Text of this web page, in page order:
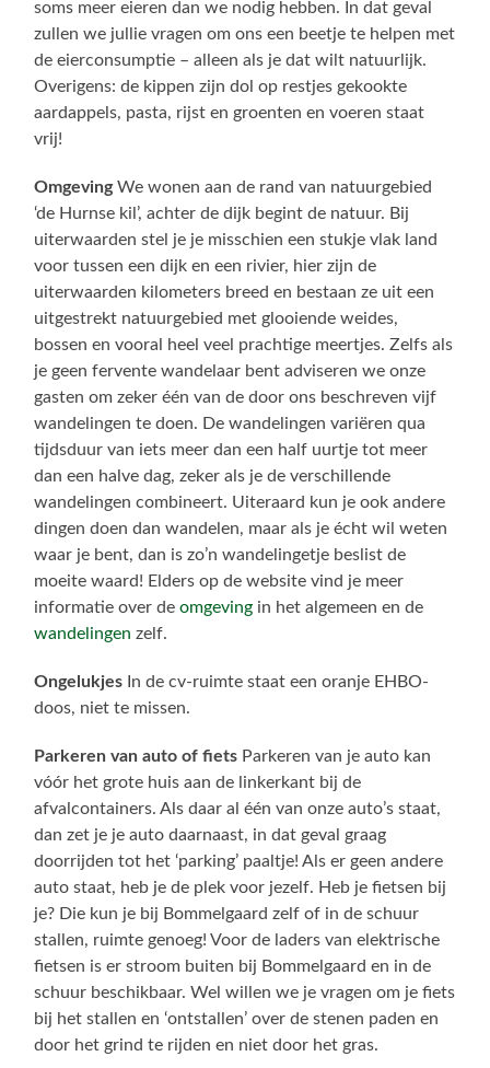
soms meer eieren dan we nodig hebben. In dat geval
zullen we jullie vragen om ons een beetje te helpen met
de eierconsumptie – alleen als je dat wilt natuurlijk.
Overigens: de kippen zijn dol op restjes gekookte
aardappels, pasta, rijst en groenten en voeren staat
vrij!
OmgevingWe wonen aan de rand van natuurgebied
‘de Hurnse kil’, achter de dijk begint de natuur. Bij
uiterwaarden stel je je misschien een stukje vlak land
voor tussen een dijk en een rivier, hier zijn de
uiterwaarden kilometers breed en bestaan ze uit een
uitgestrekt natuurgebied met glooiende weides,
bossen en vooral heel veel prachtige meertjes. Zelfs als
je geen fervente wandelaar bent adviseren we onze
gasten om zeker één van de door ons beschreven vijf
wandelingen te doen. De wandelingen variëren qua
tijdsduur van iets meer dan een half uurtje tot meer
dan een halve dag, zeker als je de verschillende
wandelingen combineert. Uiteraard kun je ook andere
dingen doen dan wandelen, maar als je écht wil weten
waar je bent, dan is zo’n wandelingetje beslist de
moeite waard! Elders op de website vind je meer
informatie over deomgeving in het algemeen en de
wandelingenzelf.
Ongelukjes In de cv-ruimte staat een oranje EHBO-
doos, niet te missen.
Parkeren van auto of fiets Parkeren van je auto kan
vóór het grote huis aan de linkerkant bij de
afvalcontainers. Als daar al één van onze auto’s staat,
dan zet je je auto daarnaast, in dat geval graag
doorrijden tot het ‘parking’ paaltje! Als er geen andere
auto staat, heb je de plek voor jezelf. Heb je fietsen bij
je? Die kun je bij Bommelgaard zelf of in de schuur
stallen, ruimte genoeg! Voor de laders van elektrische
fietsen is er stroom buiten bij Bommelgaard en in de
schuur beschikbaar. Wel willen we je vragen om je fiets
bij het stallen en ‘ontstallen’ over de stenen paden en
door het grind te rijden en niet door het gras.